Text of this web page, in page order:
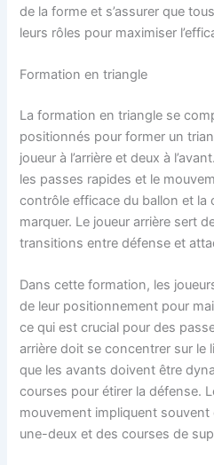
de la forme et s’assurer que
leurs rôles pour maximiser
Formation en triangle
La formation en triangle se
positionnés pour former un
joueur à l’arrière et deux à
les passes rapides et le
contrôle efficace du ballon et la
marquer. Le joueur arrière sert
transitions entre défense et
Dans cette formation, les
de leur positionnement pour
ce qui est crucial pour des
arrière doit se concentrer sur le
que les avants doivent être
courses pour étirer la défense.
mouvement impliquent
une-deux et des courses de